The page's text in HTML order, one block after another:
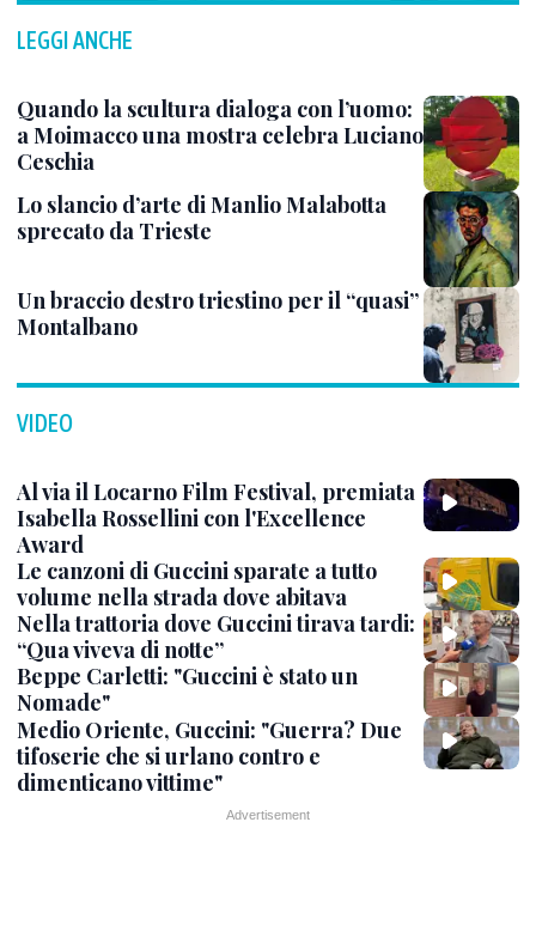
LEGGI ANCHE
Quando la scultura dialoga con l’uomo:
a Moimacco una mostra celebra Luciano
Ceschia
Lo slancio d’arte di Manlio Malabotta
sprecato da Trieste
Un braccio destro triestino per il “quasi”
Montalbano
VIDEO
Al via il Locarno Film Festival, premiata
Isabella Rossellini con l'Excellence
Award
Le canzoni di Guccini sparate a tutto
volume nella strada dove abitava
Nella trattoria dove Guccini tirava tardi:
“Qua viveva di notte”
Beppe Carletti: "Guccini è stato un
Nomade"
Medio Oriente, Guccini: "Guerra? Due
tifoserie che si urlano contro e
dimenticano vittime"